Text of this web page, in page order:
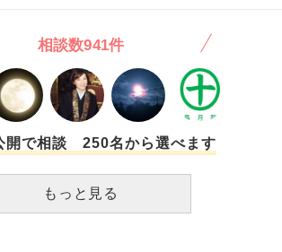
り、退職を告げ、届け出を足すのを躊躇し
と2週間前でもいいのですが、今月末には
に伝えた方が次の人を見つけるのに良いだ
ないといけない
分で決めないといけない。』 それは分か
が、私も人間、残される同僚や子どもた
が、何かしらお言葉を頂ければと思いま
思いますが、宜しくお願いします。
相談数941件
開で相談 250名から選べます
もっと見る